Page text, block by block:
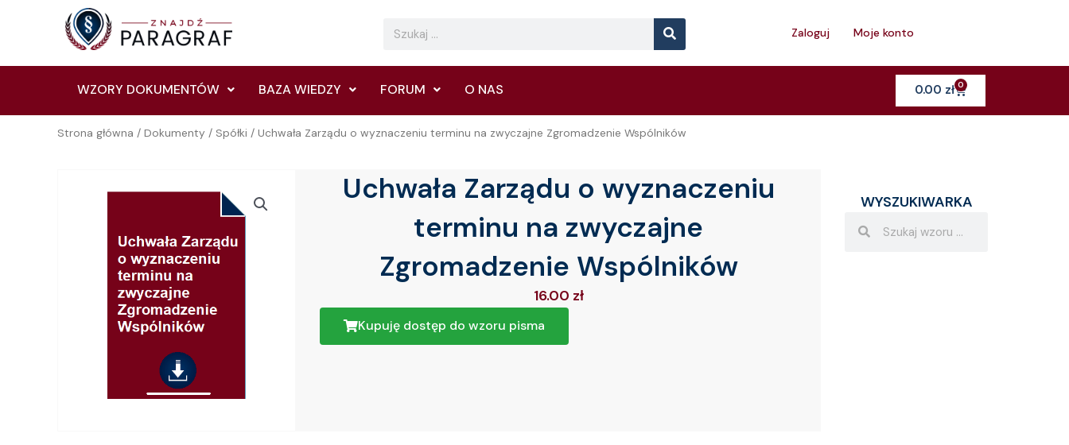
Search Search
Zaloguj Moje konto
WZORY DOKUMENTÓW BAZA WIEDZY FORUM O NAS 0.00 zł 0Cart
Strona główna / Dokumenty / Spółki / Uchwała Zarządu o wyznaczeniu terminu na zwyczajne Zgromadzenie Wspólników
Uchwała Zarządu o wyznaczeniu
terminu na zwyczajne
Zgromadzenie Wspólników
16.00 zł
Kupuję dostęp do wzoru pisma
WYSZUKIWARKA